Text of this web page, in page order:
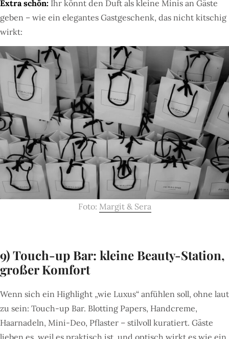
Extra schön: Ihr könnt den Duft als kleine Minis an Gäste
geben – wie ein elegantes Gastgeschenk, das nicht kitschig
wirkt:
Foto: Margit & Sera
9) Touch-up Bar: kleine Beauty-Station,
großer Komfort
Wenn sich ein Highlight „wie Luxus“ anfühlen soll, ohne laut
zu sein: Touch-up Bar. Blotting Papers, Handcreme,
Haarnadeln, Mini-Deo, Pflaster – stilvoll kuratiert. Gäste